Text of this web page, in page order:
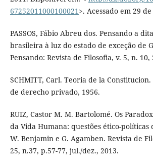
67252011000100021>. Acessado em 29
PASSOS, Fábio Abreu dos. Pensando a
brasileira à luz do estado de exceção de
Pensando: Revista de Filosofia, v. 5, n. 10,
SCHMITT, Carl. Teoria de la
de derecho privado, 1956.
RUIZ, Castor M. M. Bartolomé. Os
da Vida Humana: questões ético-políticas
W. Benjamin e G. Agamben. Revista de
25, n.37, p.57-77, jul./dez., 2013.